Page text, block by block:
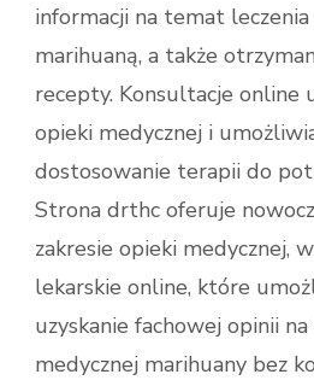
informacji na temat
marihuaną, a także
recepty. Konsultacje online
opieki medycznej i
dostosowanie terapii do
Strona drthc oferuje
zakresie opieki medycznej,
lekarskie online, które
uzyskanie fachowej opinii
medycznej marihuany bez